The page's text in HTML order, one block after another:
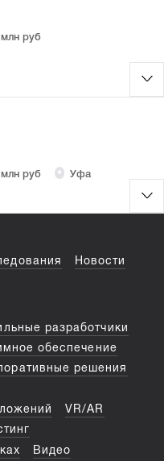
руб
руб Уфа
Новости
разработчики
обеспечение
решения
VR/AR
Видео